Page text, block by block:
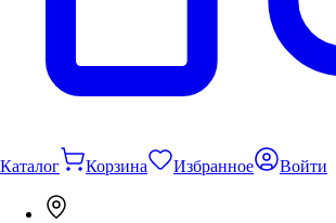
Каталог Корзина Избранное Войти